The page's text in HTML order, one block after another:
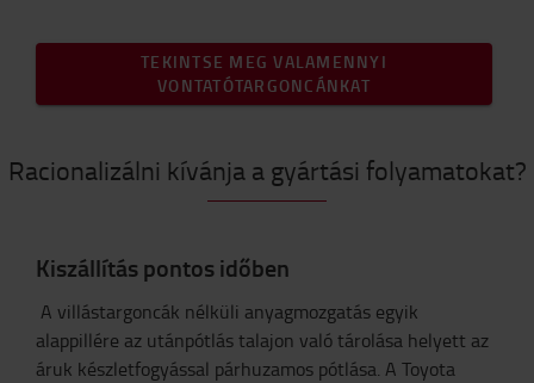
TEKINTSE MEG VALAMENNYI
VONTATÓTARGONCÁNKAT
Racionalizálni kívánja a gyártási folyamatokat?
Kiszállítás pontos időben
A villástargoncák nélküli anyagmozgatás egyik
alappillére az utánpótlás talajon való tárolása helyett az
áruk készletfogyással párhuzamos pótlása. A Toyota